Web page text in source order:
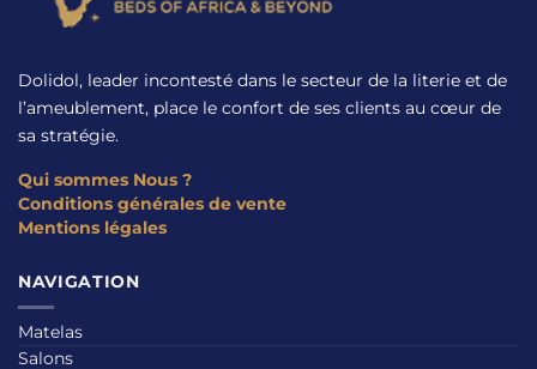
Dolidol, leader incontesté dans le secteur de la literie et de
l’ameublement, place le confort de ses clients au cœur de
sa stratégie.
Qui sommes Nous ?
Conditions générales de vente
Mentions légales
NAVIGATION
Matelas
Salons